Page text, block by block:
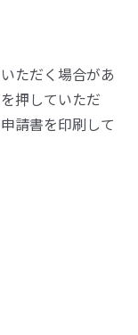
ただく場合があ
押していただ
請書を印刷して